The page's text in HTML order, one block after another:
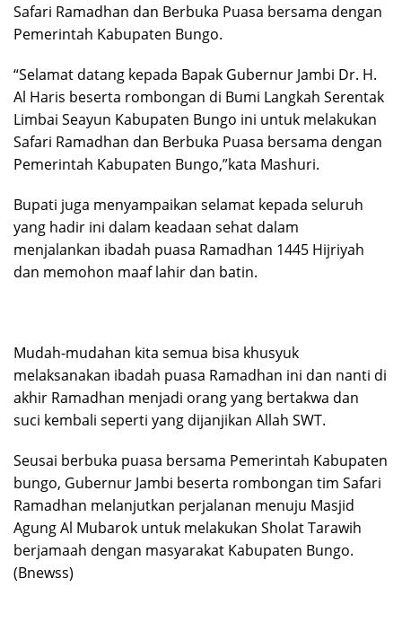
Safari Ramadhan dan Berbuka Puasa bersama dengan
Pemerintah Kabupaten Bungo.
“Selamat datang kepada Bapak Gubernur Jambi Dr. H.
Al Haris beserta rombongan di Bumi Langkah Serentak
Limbai Seayun Kabupaten Bungo ini untuk melakukan
Safari Ramadhan dan Berbuka Puasa bersama dengan
Pemerintah Kabupaten Bungo,”kata Mashuri.
Bupati juga menyampaikan selamat kepada seluruh
yang hadir ini dalam keadaan sehat dalam
menjalankan ibadah puasa Ramadhan 1445 Hijriyah
dan memohon maaf lahir dan batin.
Mudah-mudahan kita semua bisa khusyuk
melaksanakan ibadah puasa Ramadhan ini dan nanti di
akhir Ramadhan menjadi orang yang bertakwa dan
suci kembali seperti yang dijanjikan Allah SWT.
Seusai berbuka puasa bersama Pemerintah Kabupaten
bungo, Gubernur Jambi beserta rombongan tim Safari
Ramadhan melanjutkan perjalanan menuju Masjid
Agung Al Mubarok untuk melakukan Sholat Tarawih
berjamaah dengan masyarakat Kabupaten Bungo.
(Bnewss)